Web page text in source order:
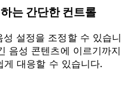
는 간단한 컨트롤
설정을 조정할 수 있습니
음성 콘텐츠에 이르기까지
대응할 수 있습니다.